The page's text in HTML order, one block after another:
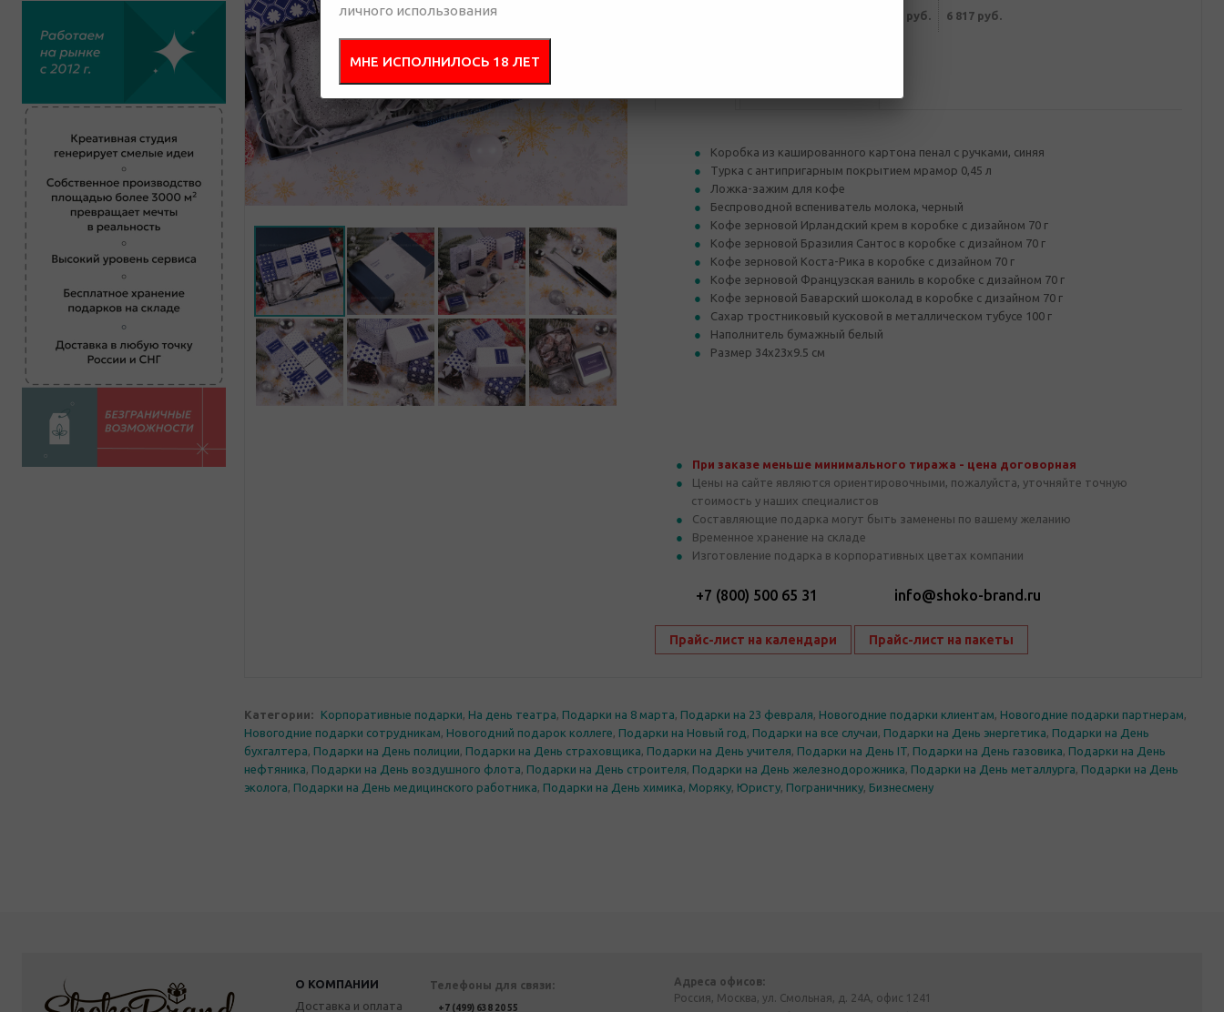
7 030 руб. 6 817 руб.
Коробка из кашированного картона пенал с ручками, синяя
Турка с антипригарным покрытием мрамор 0,45 л
Ложка-зажим для кофе
Беспроводной вспениватель молока, черный
Кофе зерновой Ирландский крем в коробке с дизайном 70 г
Кофе зерновой Бразилия Сантос в коробке с дизайном 70 г
Кофе зерновой Коста-Рика в коробке с дизайном 70 г
Кофе зерновой Французская ваниль в коробке с дизайном 70 г
Кофе зерновой Баварский шоколад в коробке с дизайном 70 г
Сахар тростниковый кусковой в металлическом тубусе 100 г
Наполнитель бумажный белый
Размер 34х23х9.5 см
При заказе меньше минимального тиража - цена договорная
Цены на сайте являются ориентировочными, пожалуйста, уточняйте точную
стоимость у наших специалистов
Составляющие подарка могут быть заменены по вашему желанию
Временное хранение на складе
Изготовление подарка в корпоративных цветах компании
+7 (800) 500 65 31 info@shoko-brand.ru
Прайс-лист на календари Прайс-лист на пакеты
Категории: Корпоративные подарки, На день театра, Подарки на 8 марта, Подарки на 23 февраля, Новогодние подарки клиентам, Новогодние подарки партнерам,
Новогодние подарки сотрудникам, Новогодний подарок коллеге, Подарки на Новый год , Подарки на все случаи, Подарки на День энергетика, Подарки на День
бухгалтера, Подарки на День полиции, Подарки на День страховщика, Подарки на День учителя, Подарки на День IT, Подарки на День газовика, Подарки на День
нефтяника, Подарки на День воздушного флота, Подарки на День строителя, Подарки на День железнодорожника, Подарки на День металлурга, Подарки на День
эколога, Подарки на День медицинского работника, Подарки на День химика, Моряку, Юристу, Пограничнику, Бизнесмену
О КОМПАНИИ
Доставка и оплата
Телефоны для связи:
+7 (499) 638 20 55
Адреса офисов:
Россия, Москва, ул. Смольная, д. 24А, офис 1241
личного использования
МНЕ ИСПОЛНИЛОСЬ 18 ЛЕТ